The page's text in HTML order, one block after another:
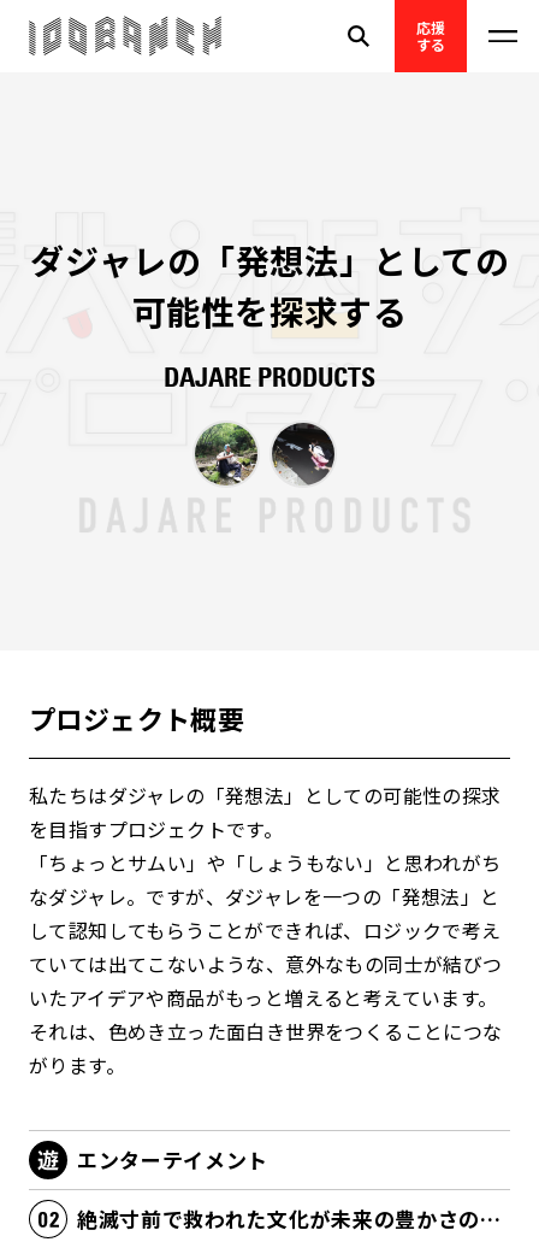
応援
する
ダジャレの「発想法」としての
可能性を探求する
DAJARE PRODUCTS
プロジェクト概要
私たちはダジャレの「発想法」としての可能性の探求
を目指すプロジェクトです。
「ちょっとサムい」や「しょうもない」と思われがち
なダジャレ。ですが、ダジャレを一つの「発想法」と
して認知してもらうことができれば、ロジックで考え
ていては出てこないような、意外なもの同士が結びつ
いたアイデアや商品がもっと増えると考えています。
それは、色めき立った面白き世界をつくることにつな
がります。
エンターテイメント
絶滅寸前で救われた文化が未来の豊かさの源泉になる